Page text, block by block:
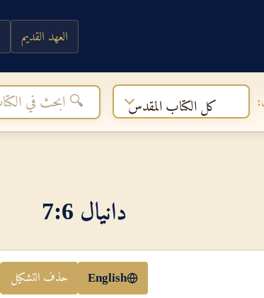
العهد القديم
كل الكتاب المقدس
دانيال 6‏:‏7
English حذف التشكيل